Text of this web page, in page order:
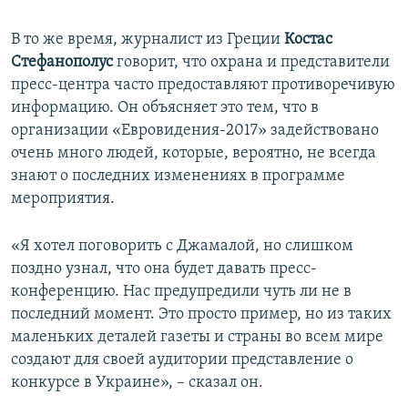
В то же время, журналист из Греции Костас
Стефанополусговорит, что охрана и представители
пресс-центра часто предоставляют противоречивую
информацию. Он объясняет это тем, что в
организации «Евровидения-2017» задействовано
очень много людей, которые, вероятно, не всегда
знают о последних изменениях в программе
мероприятия.
«Я хотел поговорить с Джамалой, но слишком
поздно узнал, что она будет давать пресс-
конференцию. Нас предупредили чуть ли не в
последний момент. Это просто пример, но из таких
маленьких деталей газеты и страны во всем мире
создают для своей аудитории представление о
конкурсе в Украине», – сказал он.